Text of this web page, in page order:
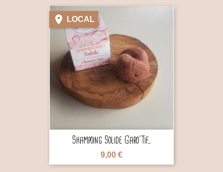

Shampoing Solide Garo'Tif...
9,00 €
 LOCAL